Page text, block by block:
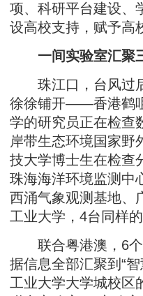
项、科研平台建设、
设高校支持，赋予高
一间实验室汇聚
珠江口，台风过后
徐徐铺开——香港鹤
学的研究员正在检查
岸带生态环境国家野
技大学博士生在检查
珠海海洋环境监测中
西涌气象观测基地、
工业大学，4台同样
联合粤港澳，6个“
据信息全部汇聚到“
工业大学大学城校区